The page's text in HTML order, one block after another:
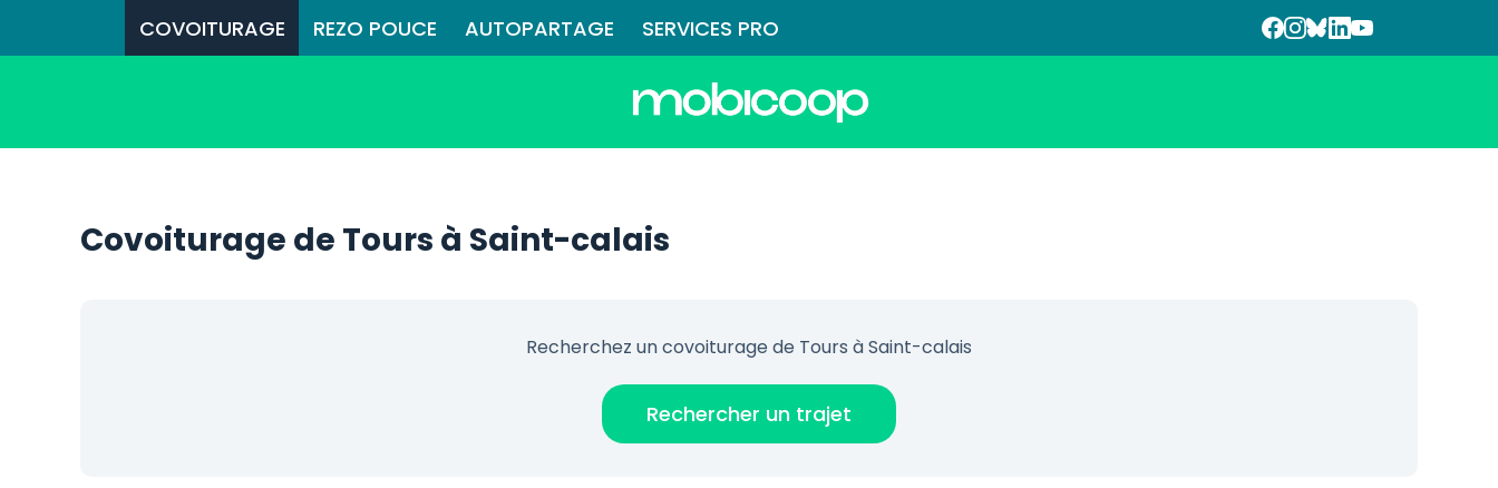
COVOITURAGE REZO POUCE AUTOPARTAGE SERVICES PRO
Covoiturage de Tours à Saint-calais
Recherchez un covoiturage de Tours à Saint-calais
Rechercher un trajet